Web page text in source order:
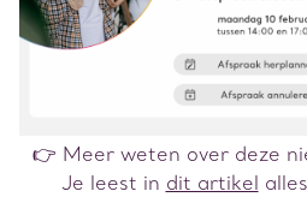
👉 Meer weten over deze
Je leest in dit artikel